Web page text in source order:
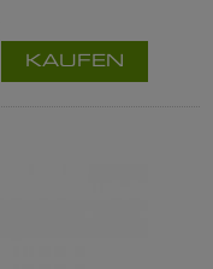
KAUFEN